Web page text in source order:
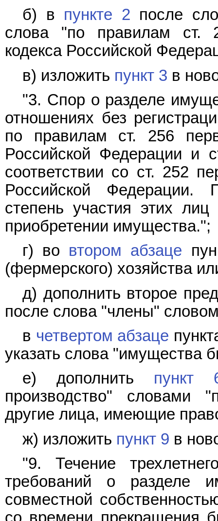
б) в пункте 2 после
слова "по правилам ст.
кодекса Российской
в) изложить пункт 3 в
"3. Спор о разделе
отношениях без
по правилам ст. 256
Российской Федерации
соответствии со ст. 252
Российской Федерации.
степень участия этих
приобретении имущества.";
г) во втором абзаце
(фермерского) хозяйства
д) дополнить второе
после слова "члены"
в четвертом абзаце
указать слова "имущества
е) дополнить пункт
производство" словами
другие лица, имеющие
ж) изложить пункт 9 в
"9. Течение
требований о разделе
совместной